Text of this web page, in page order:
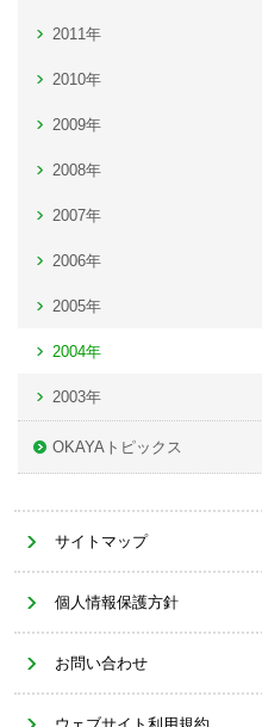
2011年
2010年
2009年
2008年
2007年
2006年
2005年
2004年
2003年
OKAYAトピックス
サイトマップ
個人情報保護方針
お問い合わせ